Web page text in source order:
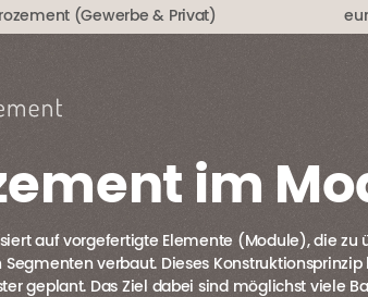
(Gewerbe & Privat)
im
auf vorgefertigte Elemente (Module), die
verbaut. Dieses
geplant. Das Ziel dabei sind möglichst viele